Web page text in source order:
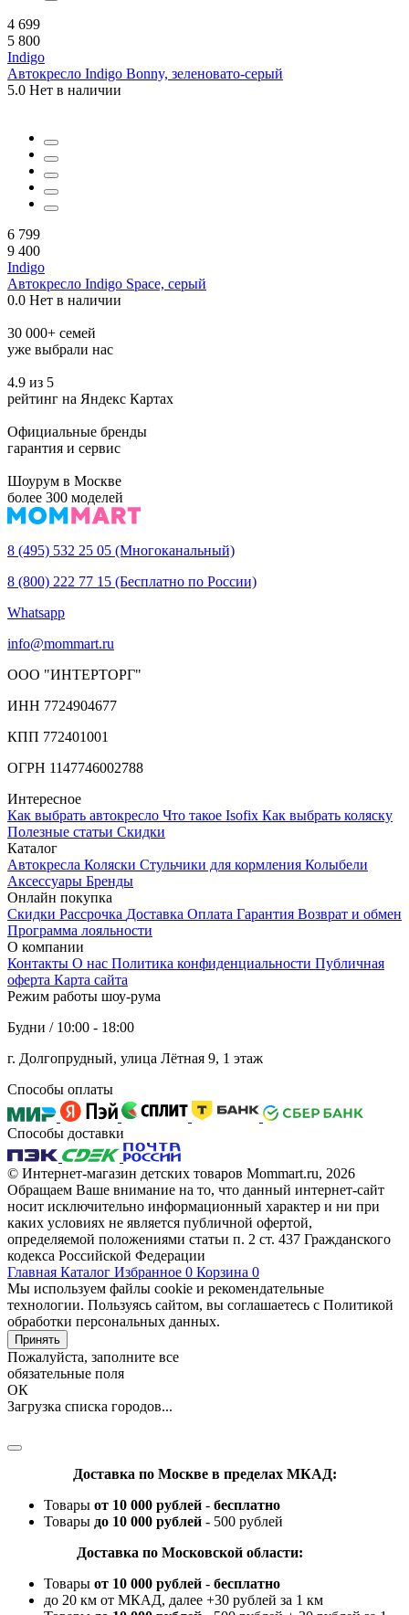
4 699
5 800
Indigo
Автокресло Indigo Bonny, зеленовато-серый
5.0 Нет в наличии
6 799
9 400
Indigo
Автокресло Indigo Space, серый
0.0 Нет в наличии
30 000+ семей
уже выбрали нас
4.9 из 5
рейтинг на Яндекс Картах
Официальные бренды
гарантия и сервис
Шоурум в Москве
более 300 моделей
8 (495) 532 25 05 (Многоканальный)
8 (800) 222 77 15 (Бесплатно по России)
Whatsapp
info@mommart.ru
ООО "ИНТЕРТОРГ"
ИНН 7724904677
КПП 772401001
ОГРН 1147746002788
Интересное
Как выбрать автокресло Что такое Isofix Как выбрать коляску
Полезные статьи Cкидки
Каталог
Автокресла Коляски Стульчики для кормления Колыбели
Аксессуары Бренды
Онлайн покупка
Скидки Рассрочка Доставка Оплата Гарантия Возврат и обмен
Программа лояльности
О компании
Контакты О нас Политика конфиденциальности Публичная
оферта Карта сайта
Режим работы шоу-рума
Будни / 10:00 - 18:00
г. Долгопрудный, улица Лётная 9, 1 этаж
Способы оплаты
Способы доставки
© Интернет-магазин детских товаров Mommart.ru, 2026
Обращаем Ваше внимание на то, что данный интернет-сайт
носит исключительно информационный характер и ни при
каких условиях не является публичной офертой,
определяемой положениями статьи п. 2 ст. 437 Гражданского
кодекса Российской Федерации
Главная Каталог Избранное 0 Корзина 0
Мы используем файлы cookie и рекомендательные
технологии. Пользуясь сайтом, вы соглашаетесь с Политикой
обработки персональных данных.
Принять
Пожалуйста, заполните все
обязательные поля
ОК
Загрузка списка городов...
Доставка по Москве в пределах МКАД:
Товары от 10 000 рублей - бесплатно
Товары до 10 000 рублей - 500 рублей
Доставка по Московской области:
Товары от 10 000 рублей - бесплатно
до 20 км от МКАД, далее +30 рублей за 1 км